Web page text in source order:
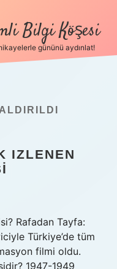
Bilgi Köşesi
gününü aydınlat!
IZLENEN
Rafadan Tayfa:
Türkiye’de tüm
filmi oldu.
1947-1949